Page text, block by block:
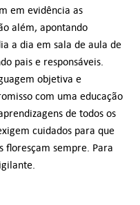
em evidência as
além, apontando
a dia em sala de aula de
pais e responsáveis.
objetiva e
com uma educação
de todos os
cuidados para que
floresçam sempre. Para